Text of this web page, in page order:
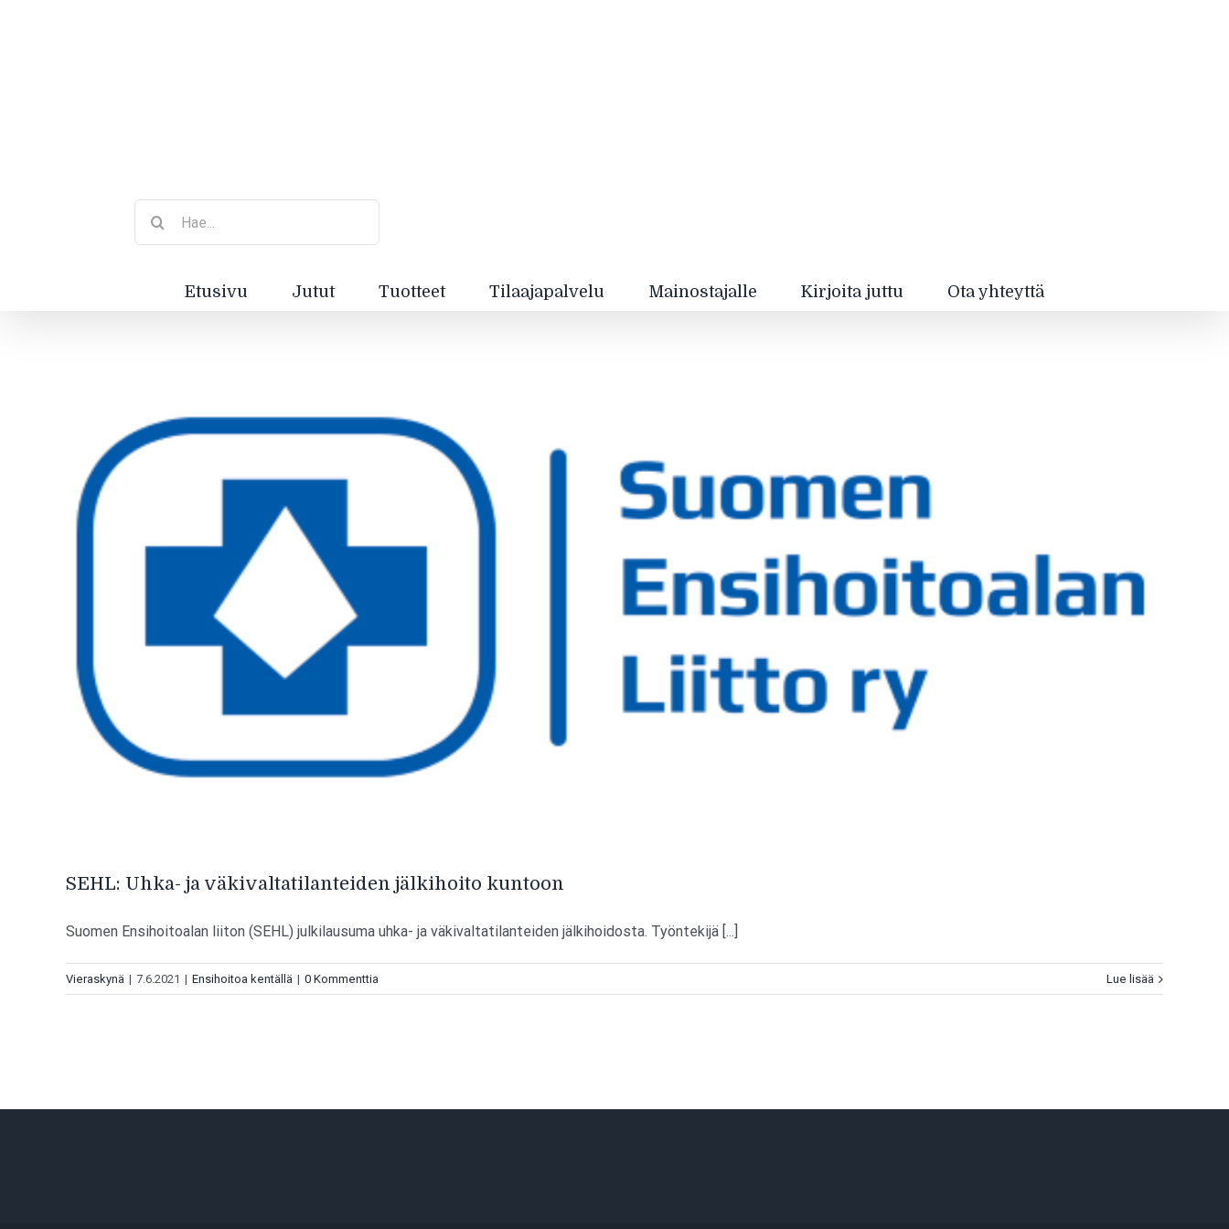
Etusivu Jutut Tuotteet Tilaajapalvelu Mainostajalle Kirjoita juttu Ota yhteyttä
SEHL: Uhka- ja väkivaltatilanteiden jälkihoito kuntoon
Suomen Ensihoitoalan liiton (SEHL) julkilausuma uhka- ja väkivaltatilanteiden jälkihoidosta. Työntekijä [...]
Vieraskynä | 7.6.2021 | Ensihoitoa kentällä | 0 Kommenttia Lue lisää